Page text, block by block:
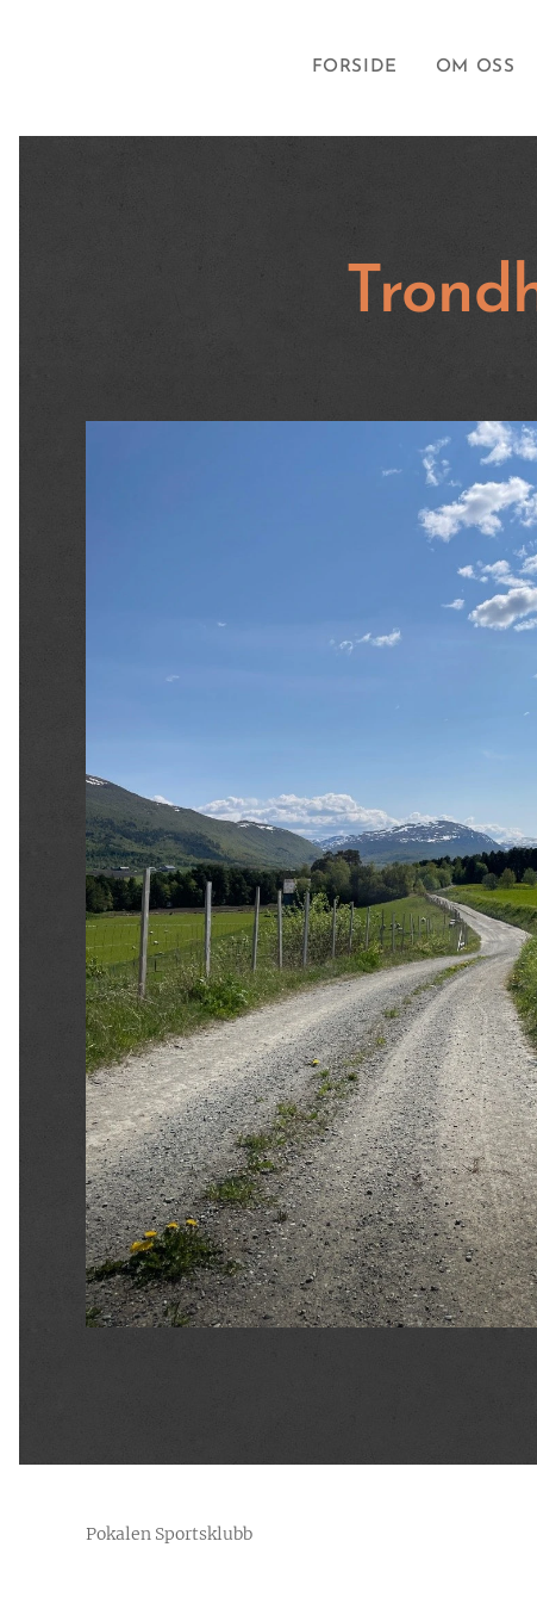
FORSIDE OM OSS
Pokalen Sportsklubb